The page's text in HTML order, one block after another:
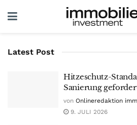
Latest Post
Hitzeschutz-
Sanierung
von Onlineredaktion
9. JULI 2026